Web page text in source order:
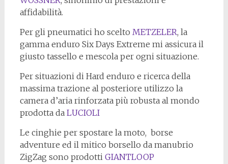
affidabilità.
Per gli pneumatici ho scelto METZELER, la
gamma enduro Six Days Extreme mi assicura il
giusto tassello e mescola per ogni situazione.
Per situazioni di Hard enduro e ricerca della
massima trazione al posteriore utilizzo la
camera d’aria rinforzata più robusta al mondo
prodotta da LUCIOLI
Le cinghie per spostare la moto, borse
adventure ed il mitico borsello da manubrio
ZigZag sono prodotti GIANTLOOP